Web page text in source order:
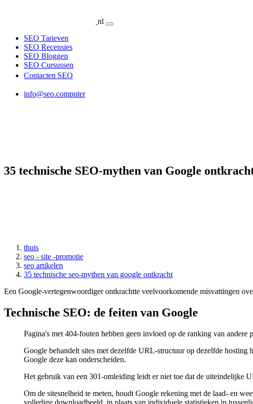
nl
SEO Tarieven
SEO Recensies
SEO Bloggen
SEO Cursussen
Contacten SEO
info@seo.computer
35 technische SEO-mythen van Google
thuis
seo - site -promotie
seo artikelen
35 technische seo-mythen van google ontkracht
Een Google-vertegenwoordiger ontkrachtte veelvoorkomende misvattingen
Technische SEO: de feiten van Google
Pagina's met 404-fouten hebben geen invloed op de ranking van
Google behandelt sites met dezelfde URL-structuur op dezelfde
Google deze kan onderscheiden.
Het gebruik van een 301-omleiding leidt er niet toe dat de uiteindelijke
Om de sitesnelheid te meten, houdt Google rekening met de laad- en
volledige downloadbeeld, in plaats van individuele statistieken in